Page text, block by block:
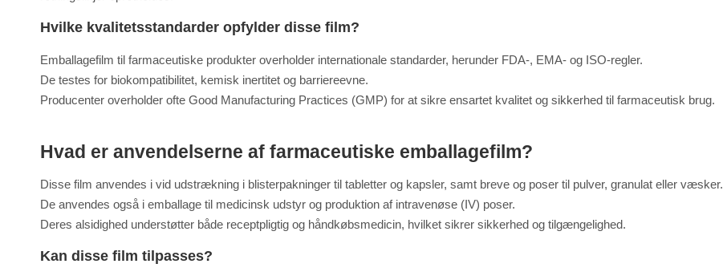
Hvilke kvalitetsstandarder opfylder disse film?
Emballagefilm til farmaceutiske produkter overholder internationale standarder, herunder FDA-, EMA- og ISO-regler.
De testes for biokompatibilitet, kemisk inertitet og barriereevne.
Producenter overholder ofte Good Manufacturing Practices (GMP) for at sikre ensartet kvalitet og sikkerhed til farmaceutisk brug.
Hvad er anvendelserne af farmaceutiske emballagefilm?
Disse film anvendes i vid udstrækning i blisterpakninger til tabletter og kapsler, samt breve og poser til pulver, granulat eller væsker.
De anvendes også i emballage til medicinsk udstyr og produktion af intravenøse (IV) poser.
Deres alsidighed understøtter både receptpligtig og håndkøbsmedicin, hvilket sikrer sikkerhed og tilgængelighed.
Kan disse film tilpasses?